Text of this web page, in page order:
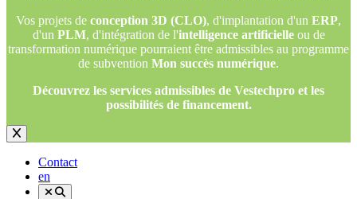
Vos projets de conception 3D (CLO), d'implantation d'un ERP,
d'un PLM, d'intégration de l'intelligence artificielleou de
transformation numérique pourraient être admissibles au programme
de subvention Mon succès numérique.
Découvrez les services admissibles de Vestechpro et les
possibilités de financement.
Contact
en